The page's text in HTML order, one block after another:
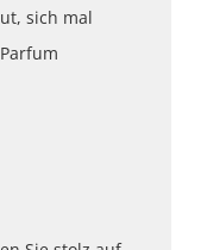
sich mal